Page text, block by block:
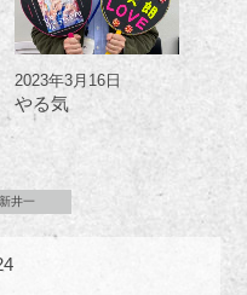
2023年3月16日
やる気
新井一